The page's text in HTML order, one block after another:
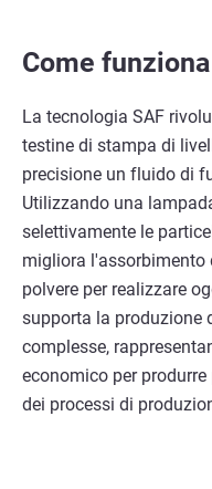
Come
La tecnologia SAF
testine di stampa di
precisione un fluido di
Utilizzando una
selettivamente le
migliora l'assorbimento
polvere per realizzare
supporta la produzione
complesse,
economico per
dei processi di